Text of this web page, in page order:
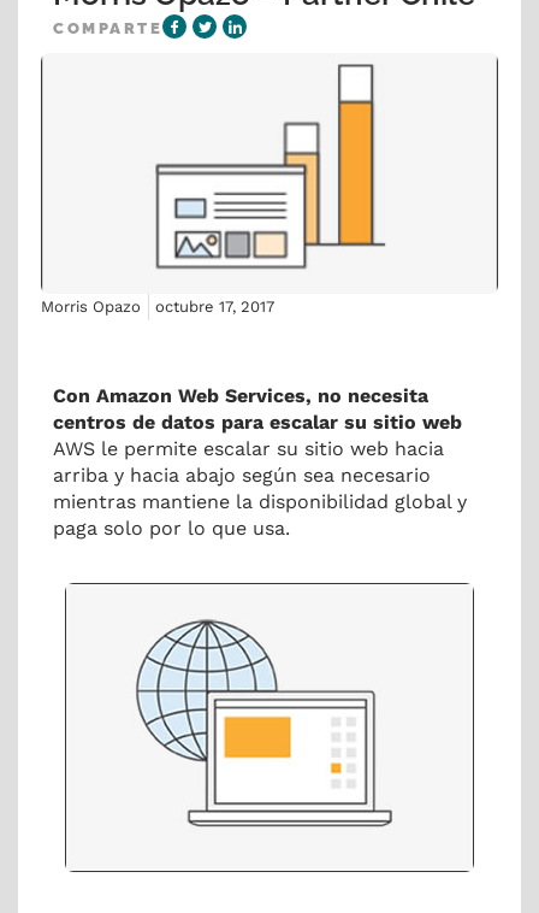
COMPARTE
Morris Opazo octubre 17, 2017
Con Amazon Web Services, no necesita
centros de datos para escalar su sitio web
AWS le permite escalar su sitio web hacia
arriba y hacia abajo según sea necesario
mientras mantiene la disponibilidad global y
paga solo por lo que usa.